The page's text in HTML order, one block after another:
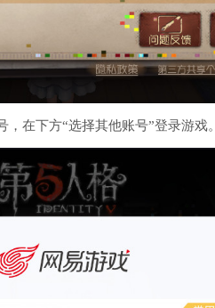
在下方“选择其他账号”登录游戏。